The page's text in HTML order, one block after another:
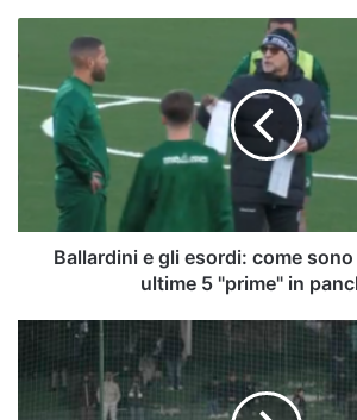
e
esordi:
come
andate
sue
ultimeBallardini e gli esordi: come
ultime 5 "prime" in